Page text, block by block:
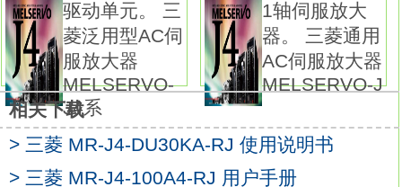
大幅提高了处理速度。可最大限度地发挥高端
机械的性能。三菱通用AC伺服放大器
MELSERVO-JE系列。
额定输出：3.0kw。
接口：SSCNETIII/H。
兼容电机：HG-KN302J-S100，HG-KN302BJ-
S100。
驱动单元。 三
菱泛用型AC伺
服放大器
MELSERVO-
J4系
1轴伺服放大
器。 三菱通用
AC伺服放大器
MELSERVO-J
相关下载
> 三菱 MR-J4-DU30KA-RJ 使用说明书
> 三菱 MR-J4-100A4-RJ 用户手册